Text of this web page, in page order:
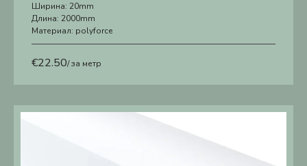
Ширина: 20mm
Длина: 2000mm
Материал: polyforce
€22.50/ за метр